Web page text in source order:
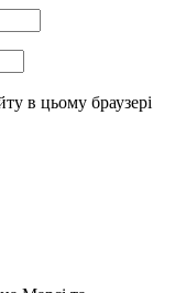
в цьому браузері